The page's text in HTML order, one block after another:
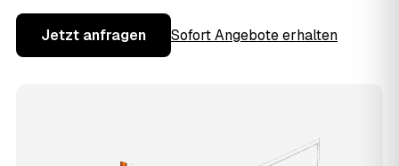
Jetzt anfragen Sofort Angebote erhalten